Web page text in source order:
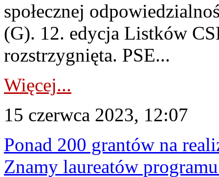
społecznej
(G). 12. edycja Listków
rozstrzygnięta. PSE...
Więcej...
15 czerwca 2023, 12:07
Ponad 200 grantów na
Znamy laureatów